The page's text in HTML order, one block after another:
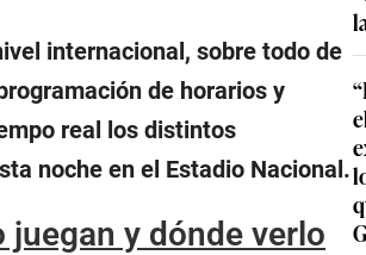
internacional, sobre todo de
de horarios y
real los distintos
noche en el Estadio Nacional.
y dónde verlo